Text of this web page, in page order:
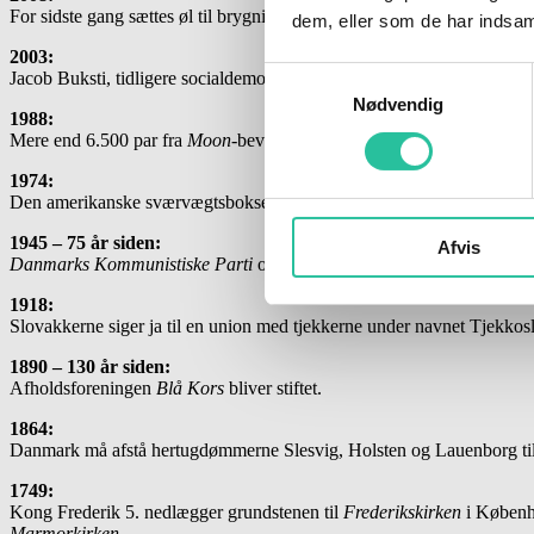
dem, eller som de har
Samtykkevalg
Nødvendig
Afvis
For sidste gang sættes øl til brygning iCarlsberg s bygninger i Valby,
2003:
Jacob Buksti, tidligere socialdemokratisk trafikminister, træder
1988:
Mere end 6.500 par fra Moon-bevægelsen bliver bunkeviet af
1974:
Den amerikanske sværvægtsbokser Muhammad Ali genvinder sit
1945 – 75 år siden:
Danmarks Kommunistiske Parti opnår 18 mandater ved det første
1918:
Slovakkerne siger ja til en union med tjekkerne under navnet
1890 – 130 år siden:
Afholdsforeningen Blå Kors bliver stiftet.
1864:
Danmark må afstå hertugdømmerne Slesvig, Holsten og Lauenborg
1749:
Kong Frederik 5. nedlægger grundstenen til Frederikskirken i